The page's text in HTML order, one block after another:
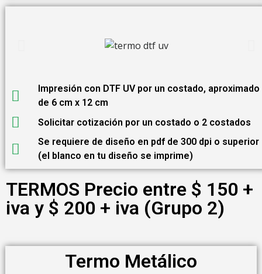
Impresión con DTF UV por un costado, aproximado
de 6 cm x 12 cm
Solicitar cotización por un costado o 2 costados
Se requiere de diseño en pdf de 300 dpi o superior
(el blanco en tu diseño se imprime)
TERMOS Precio entre $ 150 +
iva y $ 200 + iva (Grupo 2)
Termo Metálico